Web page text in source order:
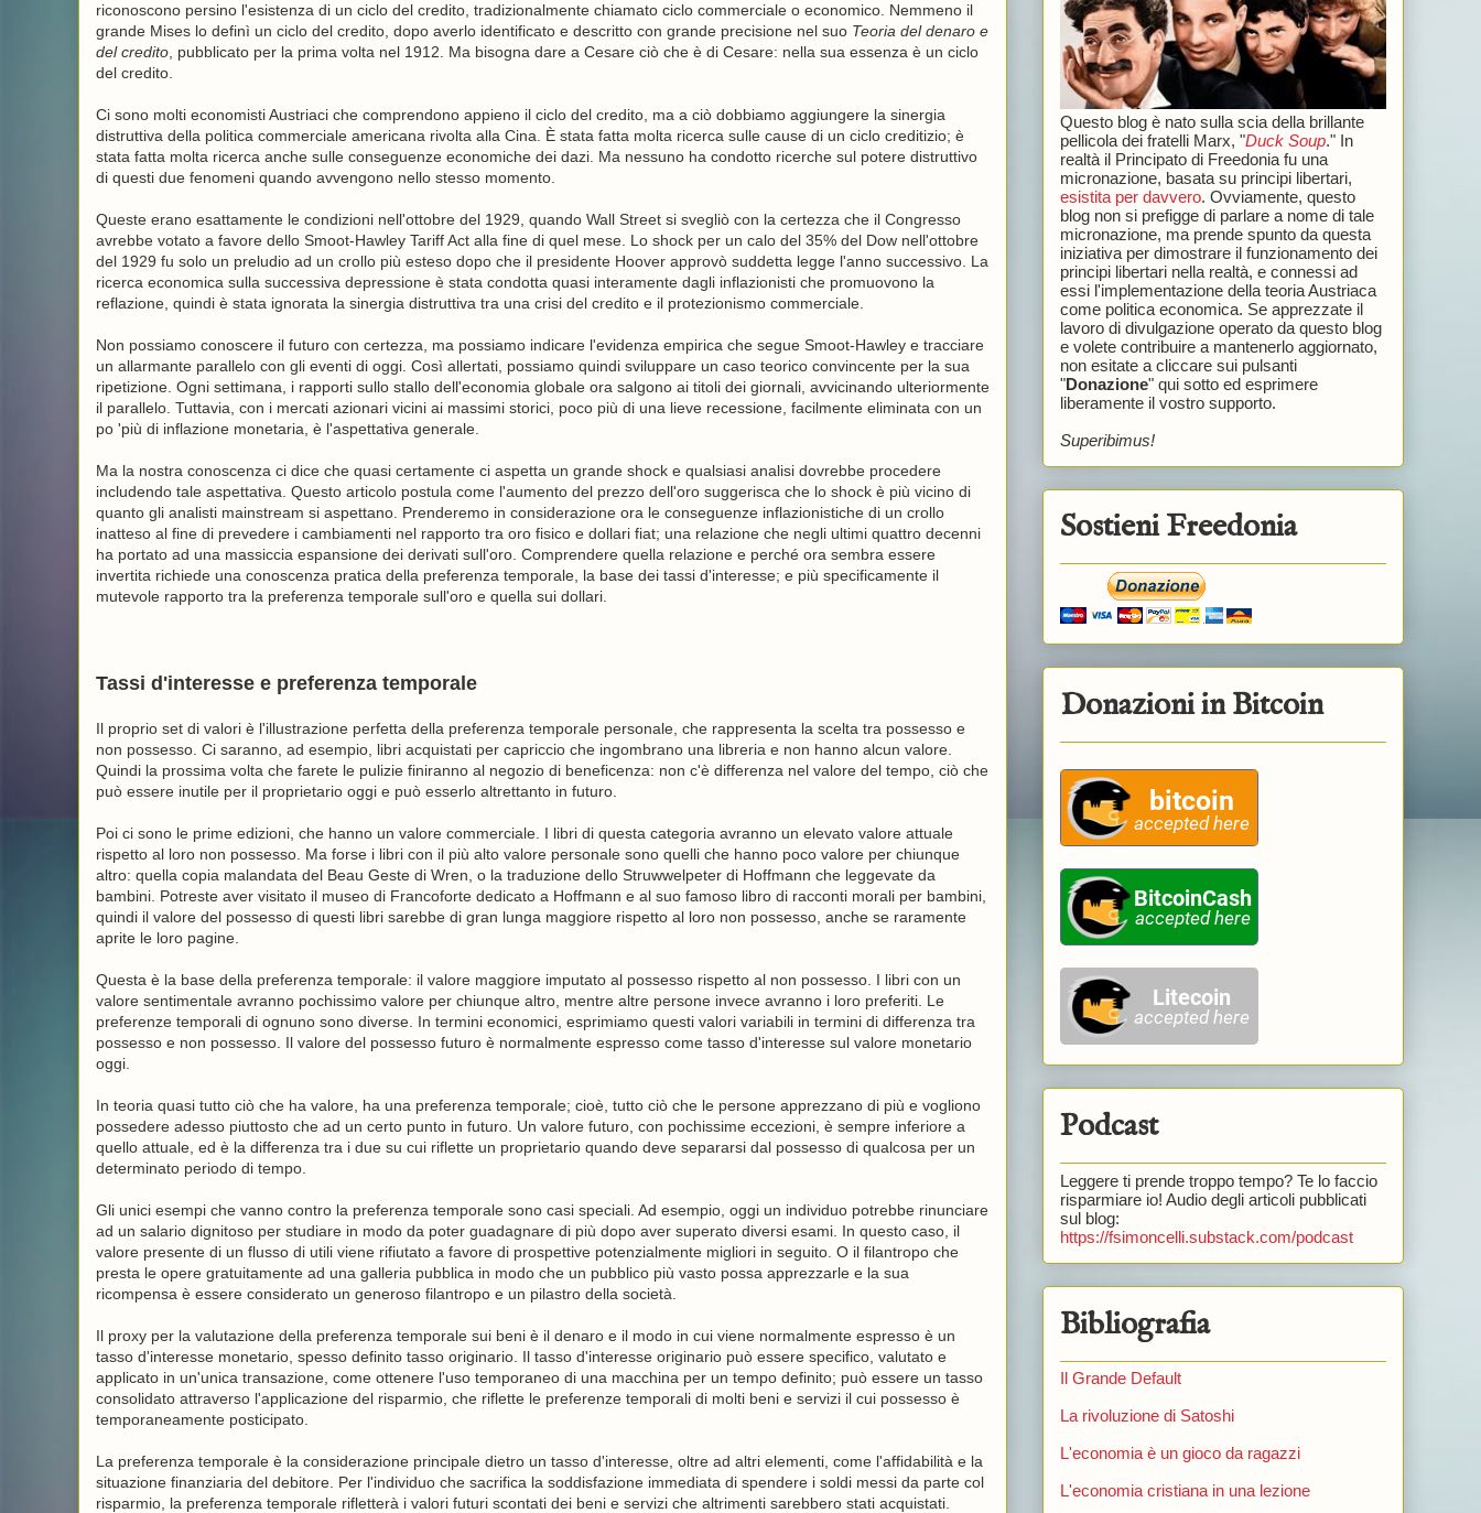
riconoscono persino l'esistenza di un ciclo del credito, tradizionalmente chiamato ciclo commerciale o economico. Nemmeno il
grande Mises lo definì un ciclo del credito, dopo averlo identificato e descritto con grande precisione nel suo Teoria del denaro e
del credito, pubblicato per la prima volta nel 1912. Ma bisogna dare a Cesare ciò che è di Cesare: nella sua essenza è un ciclo
del credito.
Ci sono molti economisti Austriaci che comprendono appieno il ciclo del credito, ma a ciò dobbiamo aggiungere la sinergia
distruttiva della politica commerciale americana rivolta alla Cina. È stata fatta molta ricerca sulle cause di un ciclo creditizio; è
stata fatta molta ricerca anche sulle conseguenze economiche dei dazi. Ma nessuno ha condotto ricerche sul potere distruttivo
di questi due fenomeni quando avvengono nello stesso momento.
Queste erano esattamente le condizioni nell'ottobre del 1929, quando Wall Street si svegliò con la certezza che il Congresso
avrebbe votato a favore dello Smoot-Hawley Tariff Act alla fine di quel mese. Lo shock per un calo del 35% del Dow nell'ottobre
del 1929 fu solo un preludio ad un crollo più esteso dopo che il presidente Hoover approvò suddetta legge l'anno successivo. La
ricerca economica sulla successiva depressione è stata condotta quasi interamente dagli inflazionisti che promuovono la
reflazione, quindi è stata ignorata la sinergia distruttiva tra una crisi del credito e il protezionismo commerciale.
Non possiamo conoscere il futuro con certezza, ma possiamo indicare l'evidenza empirica che segue Smoot-Hawley e tracciare
un allarmante parallelo con gli eventi di oggi. Così allertati, possiamo quindi sviluppare un caso teorico convincente per la sua
ripetizione. Ogni settimana, i rapporti sullo stallo dell'economia globale ora salgono ai titoli dei giornali, avvicinando ulteriormente
il parallelo. Tuttavia, con i mercati azionari vicini ai massimi storici, poco più di una lieve recessione, facilmente eliminata con un
po 'più di inflazione monetaria, è l'aspettativa generale.
Ma la nostra conoscenza ci dice che quasi certamente ci aspetta un grande shock e qualsiasi analisi dovrebbe procedere
includendo tale aspettativa. Questo articolo postula come l'aumento del prezzo dell'oro suggerisca che lo shock è più vicino di
quanto gli analisti mainstream si aspettano. Prenderemo in considerazione ora le conseguenze inflazionistiche di un crollo
inatteso al fine di prevedere i cambiamenti nel rapporto tra oro fisico e dollari fiat; una relazione che negli ultimi quattro decenni
ha portato ad una massiccia espansione dei derivati ​​sull'oro. Comprendere quella relazione e perché ora sembra essere
invertita richiede una conoscenza pratica della preferenza temporale, la base dei tassi d'interesse; e più specificamente il
mutevole rapporto tra la preferenza temporale sull'oro e quella sui dollari.
Tassi d'interesse e preferenza temporale
Il proprio set di valori è l'illustrazione perfetta della preferenza temporale personale, che rappresenta la scelta tra possesso e
non possesso. Ci saranno, ad esempio, libri acquistati per capriccio che ingombrano una libreria e non hanno alcun valore.
Quindi la prossima volta che farete le pulizie finiranno al negozio di beneficenza: non c'è differenza nel valore del tempo, ciò che
può essere inutile per il proprietario oggi e può esserlo altrettanto in futuro.
Poi ci sono le prime edizioni, che hanno un valore commerciale. I libri di questa categoria avranno un elevato valore attuale
rispetto al loro non possesso. Ma forse i libri con il più alto valore personale sono quelli che hanno poco valore per chiunque
altro: quella copia malandata del Beau Geste di Wren, o la traduzione dello Struwwelpeter di Hoffmann che leggevate da
bambini. Potreste aver visitato il museo di Francoforte dedicato a Hoffmann e al suo famoso libro di racconti morali per bambini,
quindi il valore del possesso di questi libri sarebbe di gran lunga maggiore rispetto al loro non possesso, anche se raramente
aprite le loro pagine.
Questa è la base della preferenza temporale: il valore maggiore imputato al possesso rispetto al non possesso. I libri con un
valore sentimentale avranno pochissimo valore per chiunque altro, mentre altre persone invece avranno i loro preferiti. Le
preferenze temporali di ognuno sono diverse. In termini economici, esprimiamo questi valori variabili in termini di differenza tra
possesso e non possesso. Il valore del possesso futuro è normalmente espresso come tasso d'interesse sul valore monetario
oggi.
In teoria quasi tutto ciò che ha valore, ha una preferenza temporale; cioè, tutto ciò che le persone apprezzano di più e vogliono
possedere adesso piuttosto che ad un certo punto in futuro. Un valore futuro, con pochissime eccezioni, è sempre inferiore a
quello attuale, ed è la differenza tra i due su cui riflette un proprietario quando deve separarsi dal possesso di qualcosa per un
determinato periodo di tempo.
Gli unici esempi che vanno contro la preferenza temporale sono casi speciali. Ad esempio, oggi un individuo potrebbe rinunciare
ad un salario dignitoso per studiare in modo da poter guadagnare di più dopo aver superato diversi esami. In questo caso, il
valore presente di un flusso di utili viene rifiutato a favore di prospettive potenzialmente migliori in seguito. O il filantropo che
presta le opere gratuitamente ad una galleria pubblica in modo che un pubblico più vasto possa apprezzarle e la sua
ricompensa è essere considerato un generoso filantropo e un pilastro della società.
Il proxy per la valutazione della preferenza temporale sui beni è il denaro e il modo in cui viene normalmente espresso è un
tasso d'interesse monetario, spesso definito tasso originario. Il tasso d'interesse originario può essere specifico, valutato e
applicato in un'unica transazione, come ottenere l'uso temporaneo di una macchina per un tempo definito; può essere un tasso
consolidato attraverso l'applicazione del risparmio, che riflette le preferenze temporali di molti beni e servizi il cui possesso è
temporaneamente posticipato.
La preferenza temporale è la considerazione principale dietro un tasso d'interesse, oltre ad altri elementi, come l'affidabilità e la
situazione finanziaria del debitore. Per l'individuo che sacrifica la soddisfazione immediata di spendere i soldi messi da parte col
risparmio, la preferenza temporale rifletterà i valori futuri scontati dei beni e servizi che altrimenti sarebbero stati acquistati.
Questo blog è nato sulla scia della brillante
pellicola dei fratelli Marx, "Duck Soup." In
realtà il Principato di Freedonia fu una
micronazione, basata su principi libertari,
esistita per davvero. Ovviamente, questo
blog non si prefigge di parlare a nome di tale
micronazione, ma prende spunto da questa
iniziativa per dimostrare il funzionamento dei
principi libertari nella realtà, e connessi ad
essi l'implementazione della teoria Austriaca
come politica economica. Se apprezzate il
lavoro di divulgazione operato da questo blog
e volete contribuire a mantenerlo aggiornato,
non esitate a cliccare sui pulsanti
"Donazione" qui sotto ed esprimere
liberamente il vostro supporto.
Superibimus!
Sostieni Freedonia
Donazioni in Bitcoin
Podcast
Leggere ti prende troppo tempo? Te lo faccio
risparmiare io! Audio degli articoli pubblicati
sul blog:
https://fsimoncelli.substack.com/podcast
Bibliografia
Il Grande Default
La rivoluzione di Satoshi
L'economia è un gioco da ragazzi
L'economia cristiana in una lezione